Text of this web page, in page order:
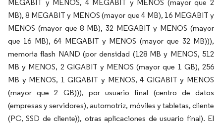
MEGABIT y MENOS, 4 MEGABIT y MENOS (mayor que 2
MB), 8 MEGABIT y MENOS (mayor que 4 MB), 16 MEGABIT y
MENOS (mayor que 8 MB), 32 MEGABIT y MENOS (mayor
que 16 MB), 64 MEGABIT y MENOS (mayor que 32 MB))),
memoria flash NAND (por densidad (128 MB y MENOS, 512
MB y MENOS, 2 GIGABIT y MENOS (mayor que 1 GB), 256
MB y MENOS, 1 GIGABIT y MENOS, 4 GIGABIT y MENOS
(mayor que 2 GB))), por usuario final (centro de datos
(empresas y servidores), automotriz, móviles y tabletas, cliente
(PC, SSD de cliente)), otras aplicaciones de usuario final). El